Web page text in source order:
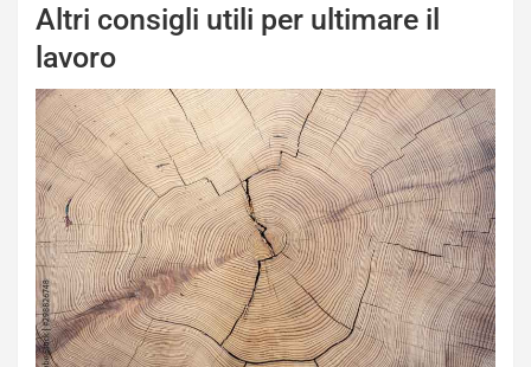
Altri consigli utili per ultimare il
lavoro